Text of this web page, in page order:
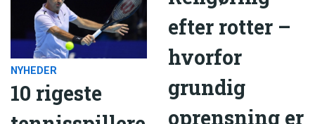
NYHEDER
10 rigeste
efter rotter –
hvorfor
grundig
oprensning er